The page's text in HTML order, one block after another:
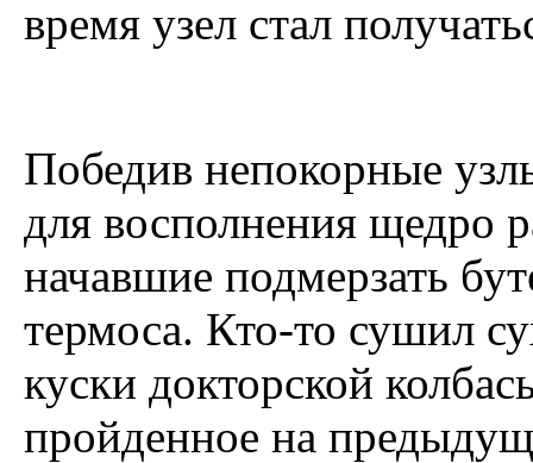
время узел стал
Победив непокорные
для восполнения щедро
начавшие подмерзать
термоса. Кто-то сушил
куски докторской
пройденное на